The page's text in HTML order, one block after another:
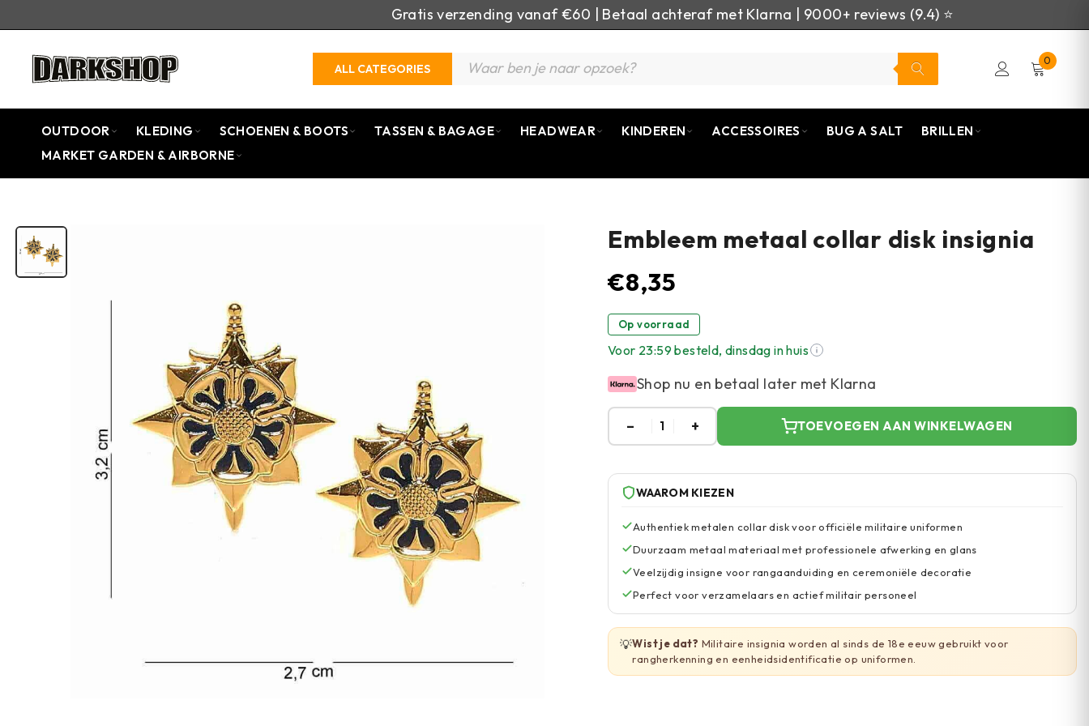
Gratis verzending vanaf €60 | Betaal achteraf met Klarna | 9000+ reviews (9.4) ⭐
ALL CATEGORIES
0
OUTDOOR KLEDING SCHOENEN & BOOTS TASSEN & BAGAGE HEADWEAR KINDEREN ACCESSOIRES BUG A SALT
BRILLEN
MARKET GARDEN & AIRBORNE
Embleem metaal collar disk insignia
€8,35
Op voorraad
Voor 23:59 besteld, dinsdag in huis
Shop nu en betaal later met Klarna
– 1 + TOEVOEGEN AAN WINKELWAGEN
WAAROM KIEZEN
Authentiek metalen collar disk voor officiële militaire uniformen
Duurzaam metaal materiaal met professionele afwerking en glans
Veelzijdig insigne voor rangaanduiding en ceremoniële decoratie
Perfect voor verzamelaars en actief militair personeel
💡Wist je dat? Militaire insignia worden al sinds de 18e eeuw gebruikt voor
rangherkenning en eenheidsidentificatie op uniformen.